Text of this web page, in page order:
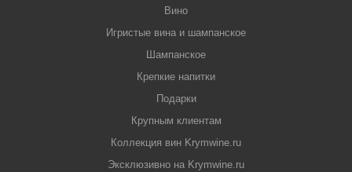
Вино
Игристые вина и шампанское
Шампанское
Крепкие напитки
Подарки
Крупным клиентам
Коллекция вин Krymwine.ru
Эксклюзивно на Krymwine.ru